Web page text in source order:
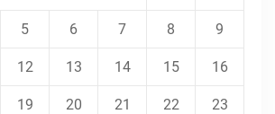
5 6 7 8 9
12 13 14 15 16
19 20 21 22 23